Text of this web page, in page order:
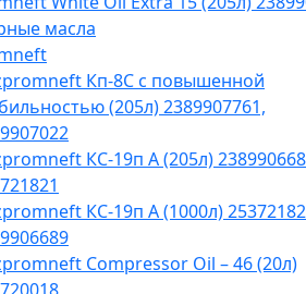
масла
Кп-8С с повышенной
(205л) 2389907761,
КС-19п А (205л)
КС-19п А (1000л)
Compressor Oil – 46 (20л)